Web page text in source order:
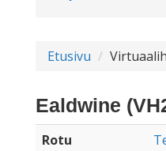
Etusivu
Ealdwine
Rotu